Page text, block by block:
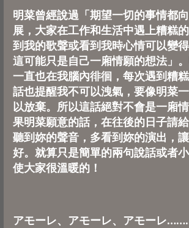
明菜曾經說過「期望一切的事情都
展，大家在工作和生活中遇上糟糕
到我的歌聲或看到我時心情可以變
這可能只是自己一廂情願的想法」
一直也在我腦內徘徊，每次遇到糟
話也提醒我不可以洩氣，要像明菜
以放棄。所以這話絕對不會是一廂
果明菜願意的話，在往後的日子請
聽到妳的聲音，多看到妳的演出，
好。就算只是簡單的兩句說話或者
使大家很溫暖的！
アモーレ、アモーレ、アモーレ